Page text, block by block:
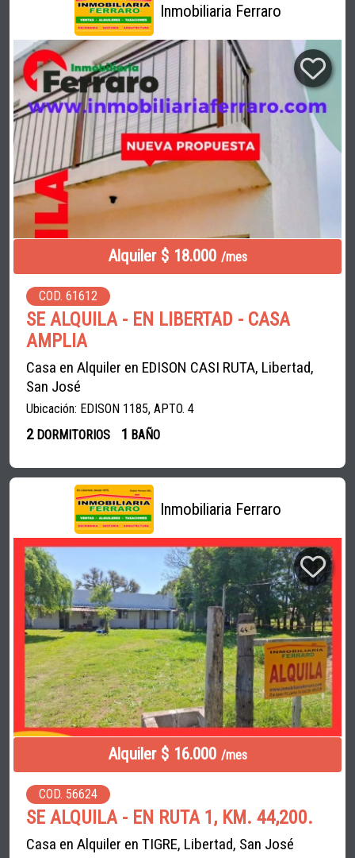
Inmobiliaria Ferraro
Alquiler $ 18.000 /mes
COD. 61612
SE ALQUILA - EN LIBERTAD - CASA
AMPLIA
Casa en Alquiler en EDISON CASI RUTA, Libertad,
San José
Ubicación: EDISON 1185, APTO. 4
2DORMITORIOS 1 BAÑO
Inmobiliaria Ferraro
Alquiler $ 16.000 /mes
COD. 56624
SE ALQUILA - EN RUTA 1, KM. 44,200.
Casa en Alquiler en TIGRE, Libertad, San José